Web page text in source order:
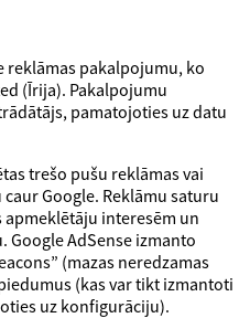
reklāmas pakalpojumu, ko
(Īrija). Pakalpojumu
pamatojoties uz datu
trešo pušu reklāmas vai
Google. Reklāmu saturu
apmeklētāju interesēm un
Google AdSense izmanto
(mazas neredzamas
(kas var tikt izmantoti
uz konfigurāciju).